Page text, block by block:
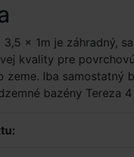
3,5 x 1m je záhradný,
kvality pre
zeme. Iba samostatný
bazény Tereza